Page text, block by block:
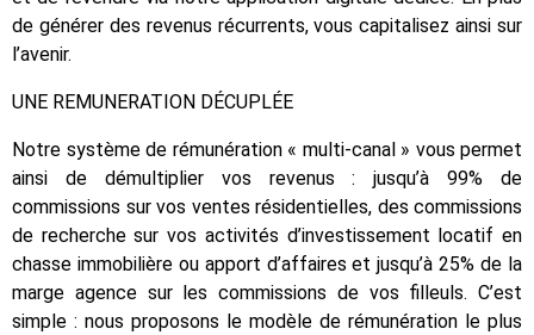
de générer des revenus récurrents, vous capitalisez ainsi sur
l’avenir.
UNE REMUNERATION DÉCUPLÉE
Notre système de rémunération « multi-canal » vous permet
ainsi de démultiplier vos revenus : jusqu’à 99% de
commissions sur vos ventes résidentielles, des commissions
de recherche sur vos activités d’investissement locatif en
chasse immobilière ou apport d’affaires et jusqu’à 25% de la
marge agence sur les commissions de vos filleuls. C’est
simple : nous proposons le modèle de rémunération le plus